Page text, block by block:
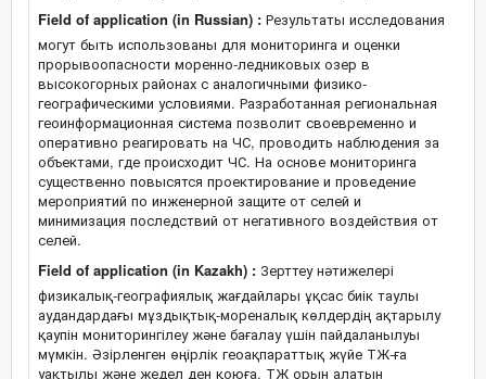
Field of application (in Russian) : Результаты исследования
могут быть использованы для мониторинга и оценки
прорывоопасности моренно-ледниковых озер в
высокогорных районах с аналогичными физико-
географическими условиями. Разработанная региональная
геоинформационная система позволит своевременно и
оперативно реагировать на ЧС, проводить наблюдения за
объектами, где происходит ЧС. На основе мониторинга
существенно повысятся проектирование и проведение
мероприятий по инженерной защите от селей и
минимизация последствий от негативного воздействия от
селей.
Field of application (in Kazakh) : Зерттеу нәтижелері
физикалық-географиялық жағдайлары ұқсас биік таулы
аудандардағы мұздықтық-мореналық көлдердің ақтарылу
қаупін мониторингілеу және бағалау үшін пайдаланылуы
мүмкін. Әзірленген өңірлік геоақпараттық жүйе ТЖ-ға
уақтылы және жедел ден қоюға, ТЖ орын алатын